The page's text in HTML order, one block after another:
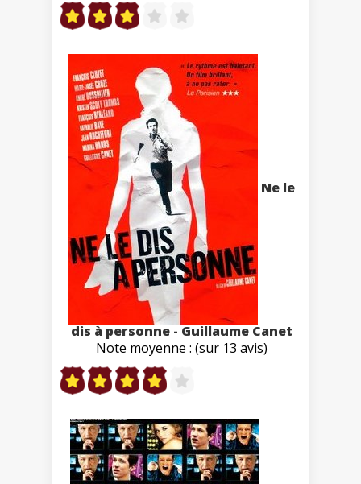
Ne le
dis à personne - Guillaume Canet
Note moyenne : (sur 13 avis)